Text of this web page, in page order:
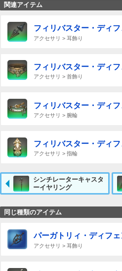
関連アイテム
フィリバスター・ディ
アクセサリ > 耳飾り
フィリバスター・ディ
アクセサリ > 首飾り
フィリバスター・ディ
アクセサリ > 腕輪
フィリバスター・ディ
アクセサリ > 指輪
シンチレーターキャスタ
ーイヤリング
同じ種類のアイテム
パーガトリィ・ディフ
アクセサリ > 耳飾り